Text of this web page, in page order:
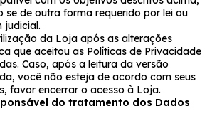
se de outra forma requerido por lei ou
judicial.
da Loja após as alterações
que aceitou as Políticas de Privacidade
Caso, após a leitura da versão
você não esteja de acordo com seus
favor encerrar o acesso à Loja.
do tratamento dos Dados